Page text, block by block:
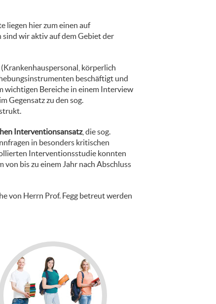
liegen hier zum einen auf
wir aktiv auf dem Gebiet der
körperlich
beschäftigt und
wichtigen Bereiche in einem Interview
Gegensatz zu den sog.
Interventionsansatz, die sog.
in besonders kritischen
Interventionsstudie konnten
bis zu einem Jahr nach Abschluss
von Herrn Prof. Fegg betreut werden